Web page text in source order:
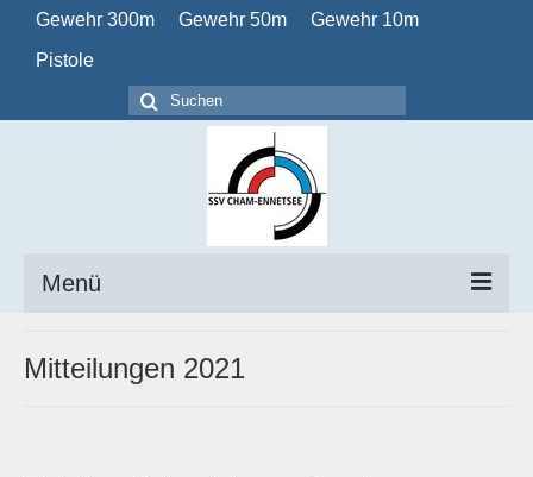
Gewehr 300m Gewehr 50m
Gewehr 10m
Pistole
Suchen
nach:
Menü
Mitteilungen 2021